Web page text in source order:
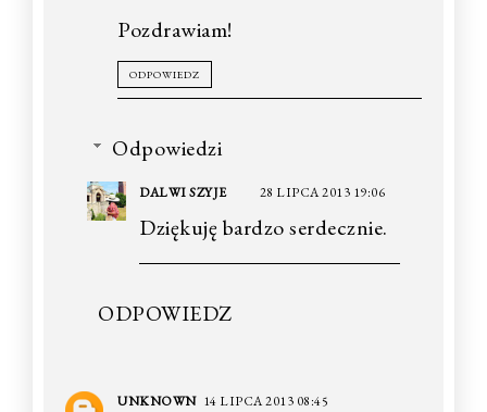
Pozdrawiam!
ODPOWIEDZ
Odpowiedzi
DALWI SZYJE 28 LIPCA 2013 19:06
Dziękuję bardzo serdecznie.
ODPOWIEDZ
UNKNOWN 14 LIPCA 2013 08:45